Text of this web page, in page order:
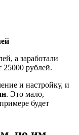
а заработали
25000 рублей.
и настройку, и
. Это мало,
будет